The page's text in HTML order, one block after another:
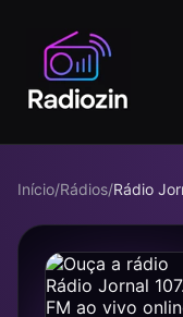
Início/Rádios/Rádio